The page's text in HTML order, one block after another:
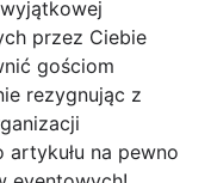
przez Ciebie
gościom
rezygnując z
na pewno